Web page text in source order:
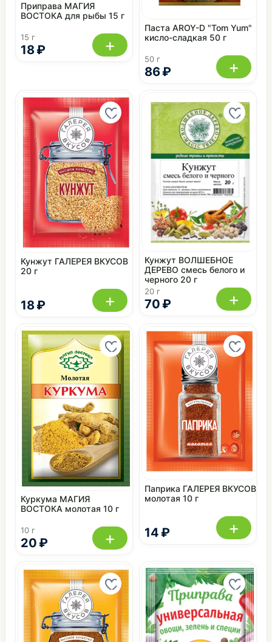
18 ₽
Приправа МАГИЯ
ВОСТОКА для рыбы 15 г
15 г +
86 ₽
Паста AROY-D "Tom Yum"
кисло-сладкая 50 г
50 г +
18 ₽
Кунжут ГАЛЕРЕЯ ВКУСОВ
20 г
+ 70 ₽
Кунжут ВОЛШЕБНОЕ
ДЕРЕВО смесь белого и
черного 20 г
20 г +
20 ₽
Куркума МАГИЯ
ВОСТОКА молотая 10 г
10 г + 14 ₽
Паприка ГАЛЕРЕЯ ВКУСОВ
молотая 10 г
+